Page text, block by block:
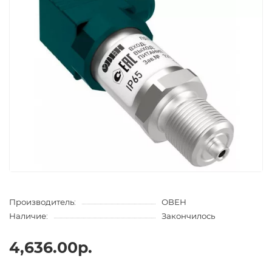
Производитель:
ОВЕН
Наличие:
Закончилось
4,636.00р.